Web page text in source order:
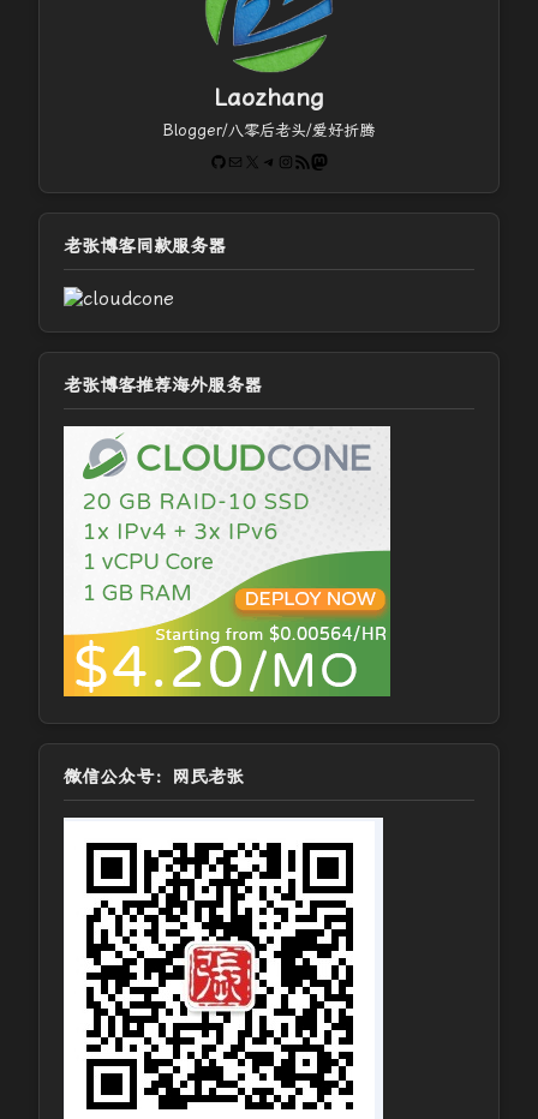
Laozhang
Blogger/八零后老头/爱好折腾
GitHub
电子邮件 X Telegram
Instagram
RSS FeedMastodon
老张博客同款服务器
老张博客推荐海外服务器
微信公众号：网民老张